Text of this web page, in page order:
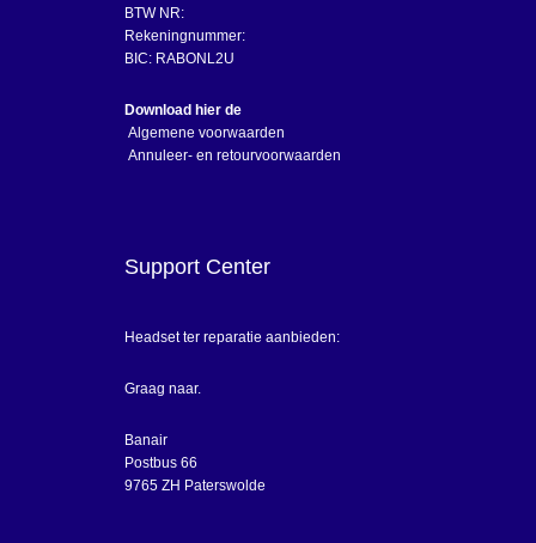
BTW NR:
Rekeningnummer:
BIC: RABONL2U
Download hier de
Algemene voorwaarden
Annuleer- en retourvoorwaarden
Support Center
Headset ter reparatie aanbieden:
Graag naar.
Banair
Postbus 66
9765 ZH Paterswolde